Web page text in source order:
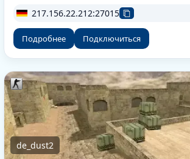
217.156.22.212:27015
Подробнее Подключиться
de_dust2